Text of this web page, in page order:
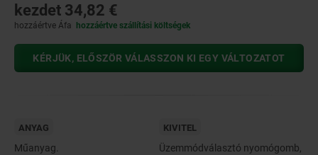
kezdet 34,82 €
hozzáértve Áfa hozzáértve szállítási költségek
KÉRJÜK, ELŐSZÖR VÁLASSZON KI EGY VÁLTOZATOT
ANYAG
Műanyag.
KIVITEL
Üzemmódválasztó nyomógomb,